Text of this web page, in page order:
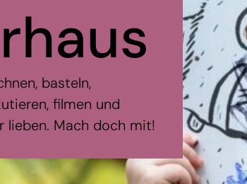
haus
basteln,
filmen und
Mach doch mit!